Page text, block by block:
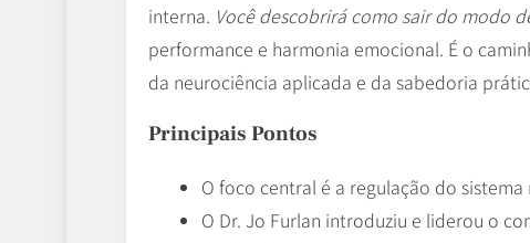
interna. Você descobrirá como sair do modo
performance e harmonia emocional. É o
da neurociência aplicada e da sabedoria
Principais Pontos
O foco central é a regulação do
O Dr. Jo Furlan introduziu e liderou o